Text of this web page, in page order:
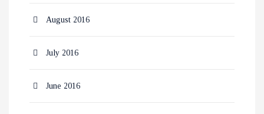
August 2016
July 2016
June 2016